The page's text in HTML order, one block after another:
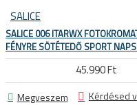
Kamásli
Kesztyű
Mellény
SALICE
SALICE 006 ITARWX
FÉNYRE SÖTÉTEDŐ SPORT
45.990 Ft
Megveszem Kérdésed